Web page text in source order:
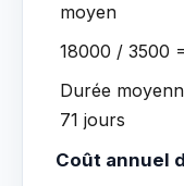
moyen
18000 / 3500
Durée
71 jours
Coût annuel